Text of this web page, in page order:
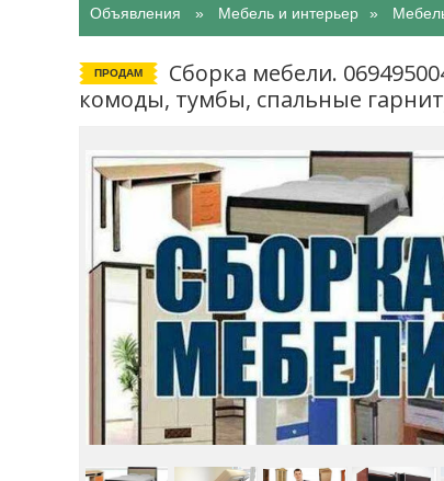
Объявления Мебель и интерьер
ПРОДАМ
Сборка мебели.
комоды, тумбы, спальные